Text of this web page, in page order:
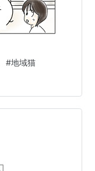
#地域猫